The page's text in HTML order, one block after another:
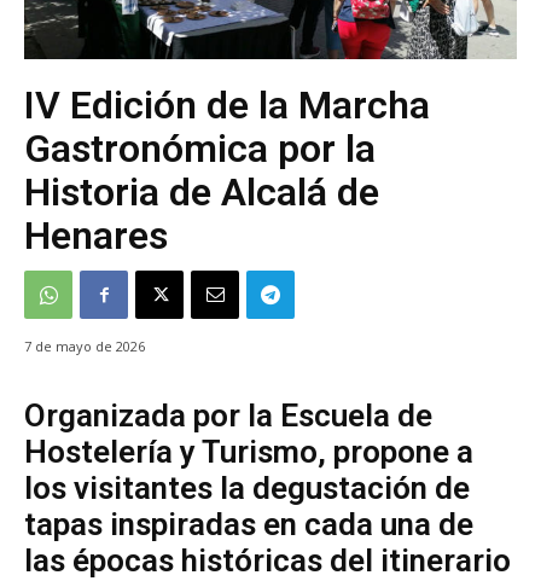
IV Edición de la Marcha
Gastronómica por la
Historia de Alcalá de
Henares
7 de mayo de 2026
Organizada por la Escuela de
Hostelería y Turismo, propone a
los visitantes la degustación de
tapas inspiradas en cada una de
las épocas históricas del itinerario